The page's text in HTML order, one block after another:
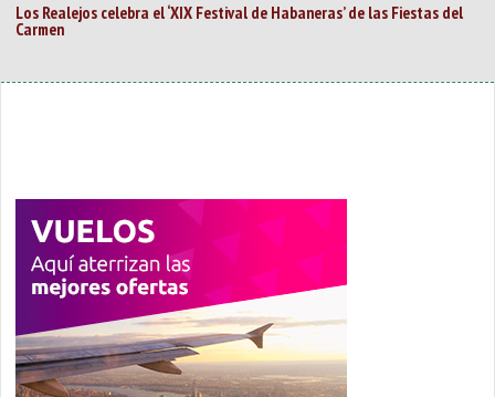
Los Realejos celebra el ‘XIX Festival de Habaneras’ de las Fiestas del
Carmen